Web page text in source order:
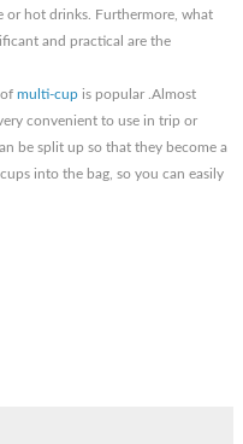
or hot drinks. Furthermore, what
and practical are the
multi-cup is popular .Almost
convenient to use in trip or
be split up so that they become a
into the bag, so you can easily